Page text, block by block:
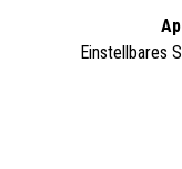
Einstellbares